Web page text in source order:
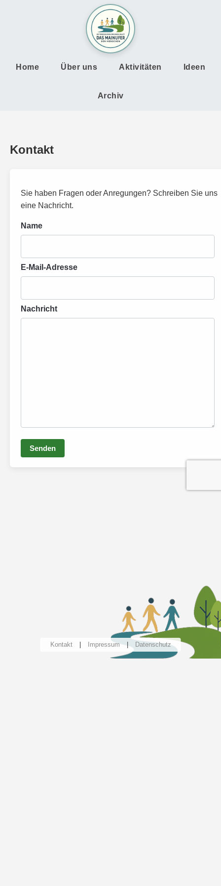
Home Über uns Aktivitäten Ideen
Archiv
Kontakt
Sie haben Fragen oder Anregungen? Schreiben Sie uns
eine Nachricht.
Name
E-Mail-Adresse
Nachricht
Senden
Kontakt Impressum | Datenschutz